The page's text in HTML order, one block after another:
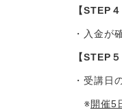
【STEP
・入金が
【STEP
・受講日
※開催5